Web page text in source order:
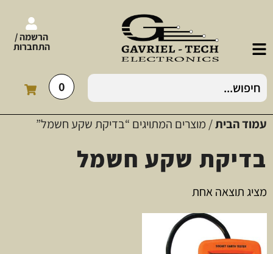
הרשמה /
התחברות
0
עמוד הבית/ מוצרים המתויגים “בדיקת שקע חשמל”
בדיקת שקע חשמל
מציג תוצאה אחת